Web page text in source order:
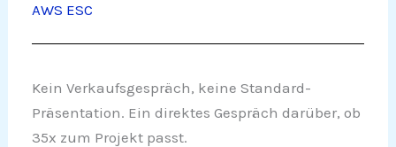
AWS ESC
Kein Verkaufsgespräch, keine Standard-
Präsentation. Ein direktes Gespräch darüber, ob
35x zum Projekt passt.